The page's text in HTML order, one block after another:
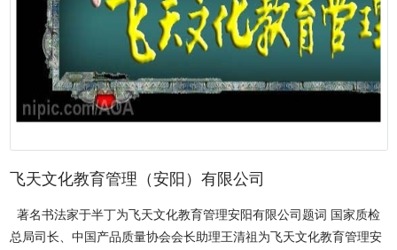
飞天文化教育管理（安阳）有限公司
总局司长、中国产品质量协会会长助理王清祖为飞天文化教育管理安